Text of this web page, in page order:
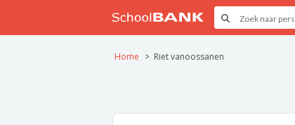
Home Riet vanoossanen